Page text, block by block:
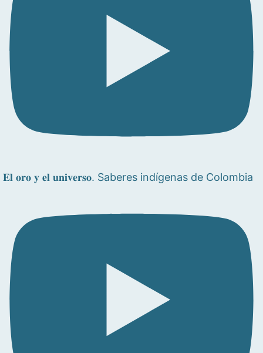
𝐄𝐥 𝐨𝐫𝐨 𝐲 𝐞𝐥 𝐮𝐧𝐢𝐯𝐞𝐫𝐬𝐨. Saberes indígenas de Colombia